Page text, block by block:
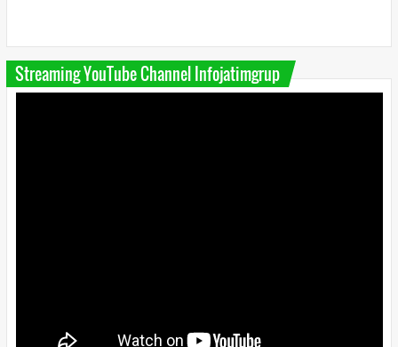
Streaming YouTube Channel Infojatimgrup